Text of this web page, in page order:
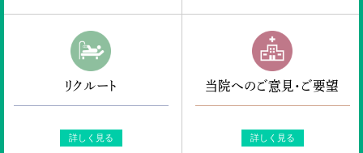
リクルート
詳しく見る
当院へのご意見・ご要望
詳しく見る